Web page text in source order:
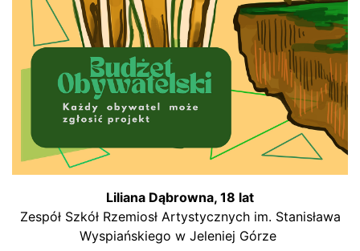
Liliana Dąbrowna, 18 lat
Zespół Szkół Rzemiosł Artystycznych im. Stanisława
Wyspiańskiego w Jeleniej Górze